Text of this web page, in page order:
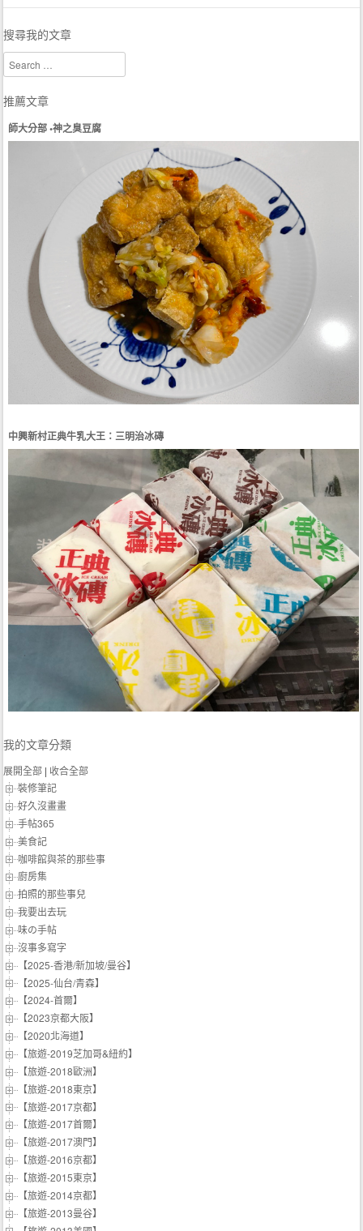
搜尋我的文章
Search
推薦文章
師大分部 •神之臭豆腐
中興新村正典牛乳大王：三明治冰磚
我的文章分類
展開全部 | 收合全部
裝修筆記
好久沒畫畫
手帖365
美食記
咖啡館與茶的那些事
廚房集
拍照的那些事兒
我要出去玩
味の手帖‬
沒事多寫字
【2025-香港/新加坡/曼谷】
【2025-仙台/青森】
【2024-首爾】
【2023京都大阪】
【2020北海道】
【旅遊-2019芝加哥&紐約】
【旅遊-2018歐洲】
【旅遊-2018東京】
【旅遊-2017京都】
【旅遊-2017首爾】
【旅遊-2017澳門】
【旅遊-2016京都】
【旅遊-2015東京】
【旅遊-2014京都】
【旅遊-2013曼谷】